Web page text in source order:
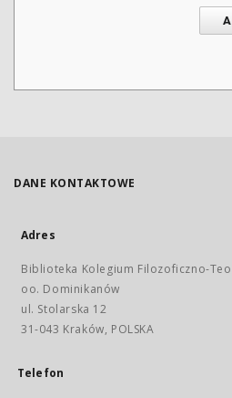
DANE KONTAKTOWE
Adres
Biblioteka Kolegium Filozoficzno-
oo. Dominikanów
ul. Stolarska 12
31-043 Kraków, POLSKA
Telefon